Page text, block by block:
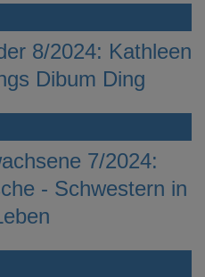
8/2024: Kathleen
Dibum Ding
7/2024:
- Schwestern in